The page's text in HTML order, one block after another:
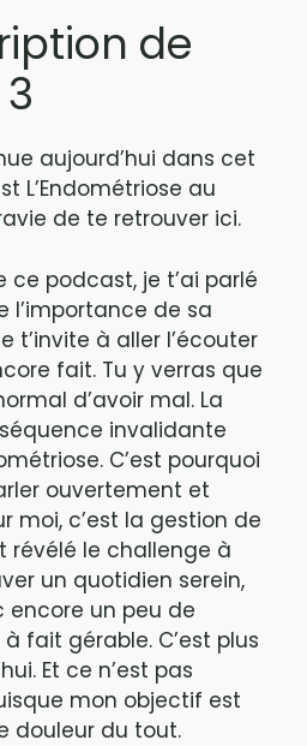
de
aujourd’hui dans cet
L’Endométriose au
de te retrouver ici.
ce podcast, je t’ai parlé
l’importance de sa
t’invite à aller l’écouter
fait. Tu y verras que
d’avoir mal. La
invalidante
C’est pourquoi
ouvertement et
moi, c’est la gestion de
révélé le challenge à
un quotidien serein,
encore un peu de
fait gérable. C’est plus
Et ce n’est pas
mon objectif est
douleur du tout.